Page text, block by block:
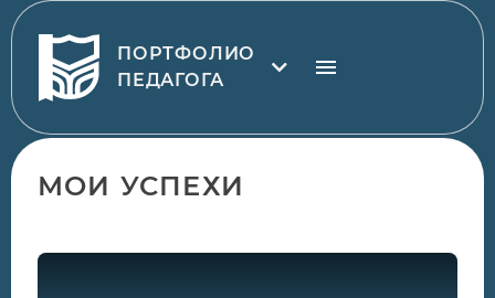
ПОРТФОЛИО
ПЕДАГОГА
МОИ УСПЕХИ